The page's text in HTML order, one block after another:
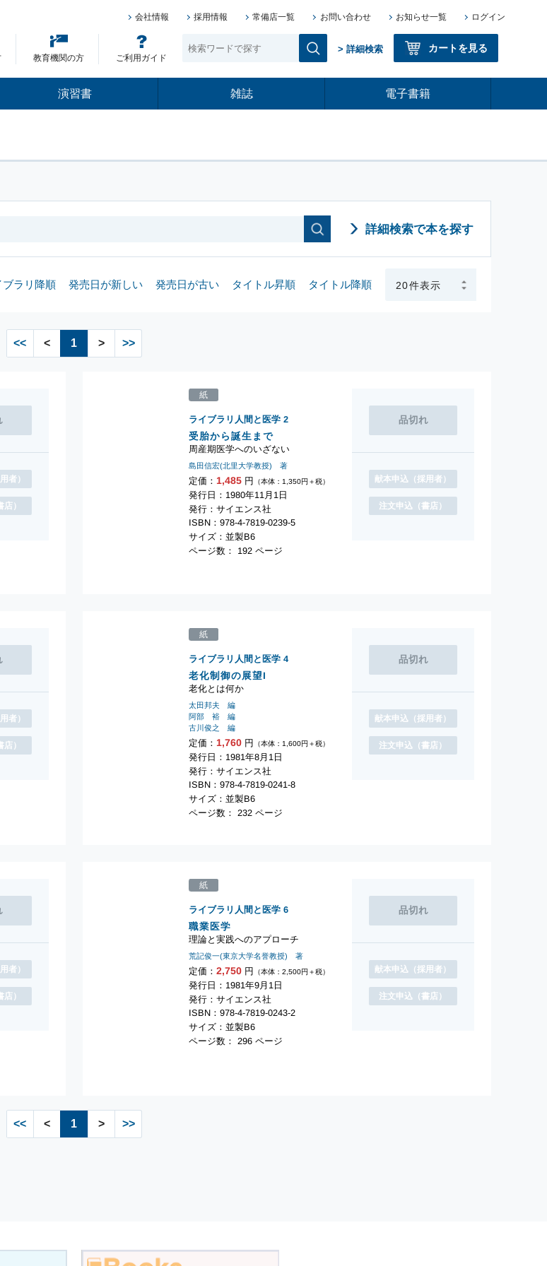
会社情報 採用情報 常備店一覧 お問い合わせ お知らせ一覧 ログイン
教育機関の方 ご利用ガイド
> 詳細検索 カートを見る
演習書 雑誌 電子書籍
詳細検索で本を探す
ブラリ降順 発売日が新しい 発売日が古い タイトル昇順 タイトル降順
<< < 1 > >>
者）
店）
受胎から誕生まで
周産期医学へのいざない
ライブラリ人間と医学 2
島田信宏(北里大学教授) 著
定価： 1,485円 （本体：1,350円＋税）
紙
発行日：1980年11月1日
発行：サイエンス社
ISBN：978-4-7819-0239-5
サイズ：並製B6
ページ数： 192 ページ
献本申込 （採用者）
注文申込 （書店）
者）
店）
老化制御の展望I
老化とは何か
ライブラリ人間と医学 4
太田邦夫 編
阿部 裕 編
古川俊之 編
定価： 1,760円 （本体：1,600円＋税）
紙
発行日：1981年8月1日
発行：サイエンス社
ISBN：978-4-7819-0241-8
サイズ：並製B6
ページ数： 232 ページ
献本申込 （採用者）
注文申込 （書店）
者）
店）
職業医学
理論と実践へのアプローチ
ライブラリ人間と医学 6
荒記俊一(東京大学名誉教授) 著
定価：2,750 円 （本体：2,500円＋税）
紙
発行日：1981年9月1日
発行：サイエンス社
ISBN：978-4-7819-0243-2
サイズ：並製B6
ページ数： 296 ページ
献本申込 （採用者）
注文申込 （書店）
<< < 1 > >>